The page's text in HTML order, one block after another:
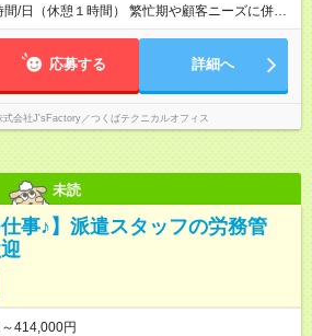
/日（休憩１時間） 繁忙期や顧客ニーズに併せ
場合あり
応募する 詳細へ
式会社J'sFactory／つくばテクニカルオフィス
未読
仕事♪】派遣スタッフの労務管
414,000円